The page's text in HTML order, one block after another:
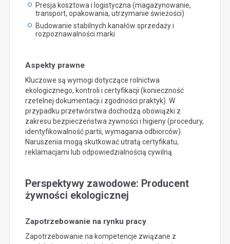
Presja kosztowa i logistyczna (magazynowanie,
transport, opakowania, utrzymanie świeżości)
Budowanie stabilnych kanałów sprzedaży i
rozpoznawalności marki
Aspekty prawne
Kluczowe są wymogi dotyczące rolnictwa
ekologicznego, kontroli i certyfikacji (konieczność
rzetelnej dokumentacji i zgodności praktyk). W
przypadku przetwórstwa dochodzą obowiązki z
zakresu bezpieczeństwa żywności i higieny (procedury,
identyfikowalność partii, wymagania odbiorców).
Naruszenia mogą skutkować utratą certyfikatu,
reklamacjami lub odpowiedzialnością cywilną.
Perspektywy zawodowe: Producent
żywności ekologicznej
Zapotrzebowanie na rynku pracy
Zapotrzebowanie na kompetencje związane z